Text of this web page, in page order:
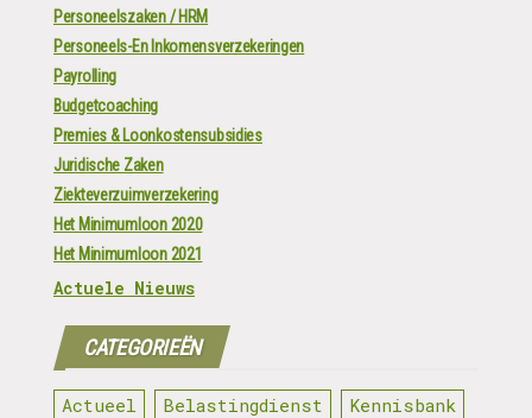
Personeelszaken / HRM
Personeels-En Inkomensverzekeringen
Payrolling
Budgetcoaching
Premies & Loonkostensubsidies
Juridische Zaken
Ziekteverzuimverzekering
Het Minimumloon 2020
Het Minimumloon 2021
Actuele Nieuws
CATEGORIEËN
Actueel Belastingdienst
Kennisbank